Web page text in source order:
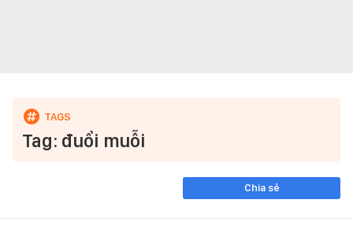
Tag: đuổi muỗi
Chia sẻ